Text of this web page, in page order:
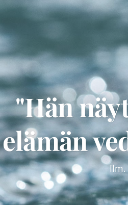
"Hän
elämän
Ilm.